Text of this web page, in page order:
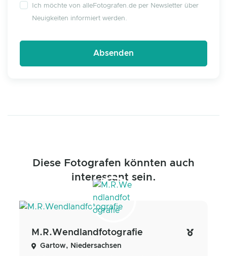
Ich möchte von alleFotografen.de per Newsletter über
Neuigkeiten informiert werden.
Diese Fotografen könnten auch
interessant sein.
M.R.Wendlandfotografie
Gartow, Niedersachsen